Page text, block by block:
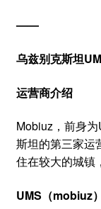
——
乌兹别克斯坦
运营商介绍
Mobiuz，前身
斯坦的第三家运
住在较大的城镇
UMS（mobiuz